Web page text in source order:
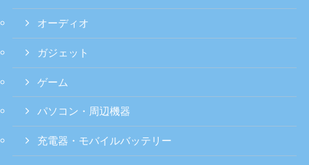
オーディオ
ガジェット
ゲーム
パソコン・周辺機器
充電器・モバイルバッテリー